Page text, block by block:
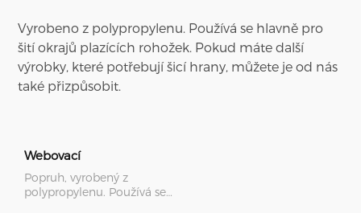
Vyrobeno z polypropylenu. Používá se hlavně pro
šití okrajů plazících rohožek. Pokud máte další
výrobky, které potřebují šicí hrany, můžete je od nás
také přizpůsobit.
Webovací
Popruh, vyrobený z
polypropylenu. Používá se